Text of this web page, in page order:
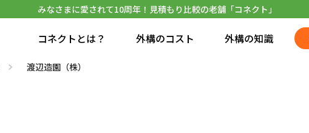
みなさまに愛されて10周年！見積もり比較の老舗「コネクト」
コネクトとは？ 外構のコスト 外構の知識
渡辺造園（株）